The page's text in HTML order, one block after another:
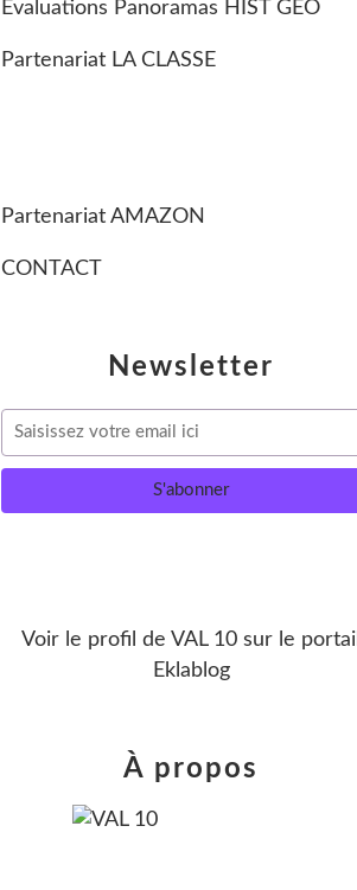
Newsletter
Voir le profil de VAL 10 sur le portail
Eklablog
À propos
Evaluations Panoramas HIST GEO
Partenariat LA CLASSE
Partenariat AMAZON
CONTACT